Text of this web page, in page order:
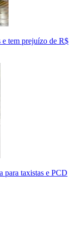
e tem prejuízo de R$
para taxistas e PCD